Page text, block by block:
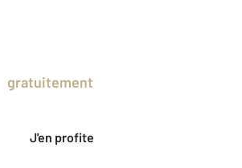
gratuitement
J'en profite